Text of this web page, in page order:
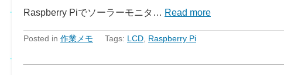
Raspberry Piでソーラーモニタ… Read more
Posted in 作業メモ Tags: LCD Raspberry Pi